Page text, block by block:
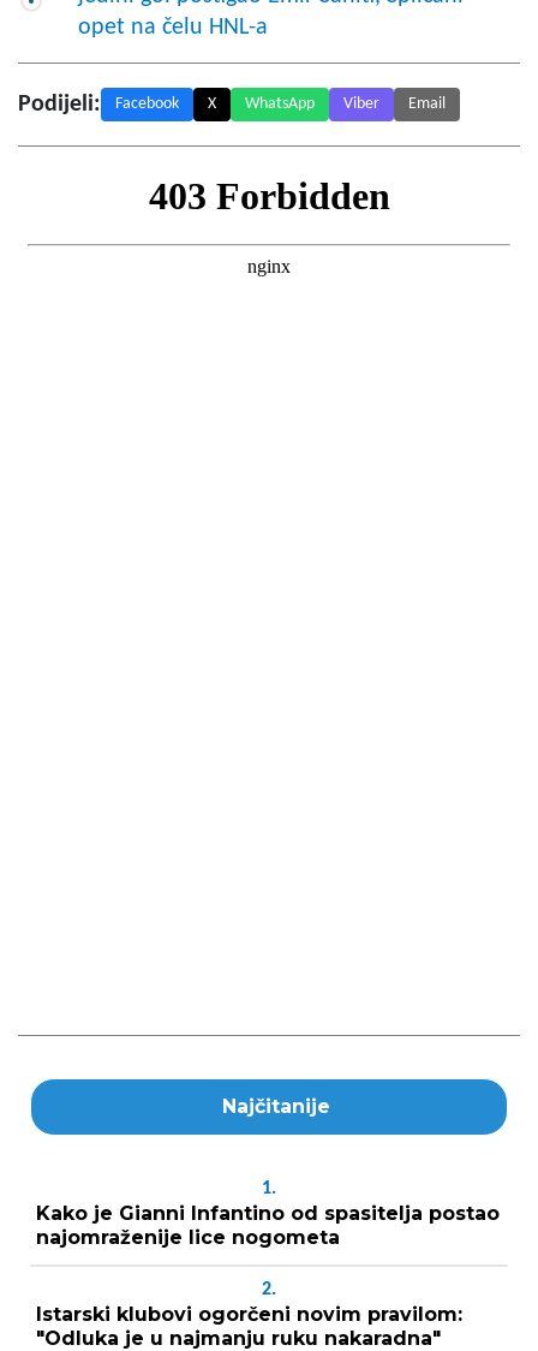
opet na čelu HNL-a
Podijeli: Facebook X WhatsApp Viber Email
Najčitanije
1.
Kako je Gianni Infantino od spasitelja postao
najomraženije lice nogometa
2.
Istarski klubovi ogorčeni novim pravilom:
"Odluka je u najmanju ruku nakaradna"